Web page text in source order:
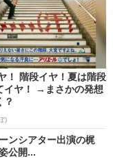
！ 階段イヤ！夏は階段
イヤ！ →まさかの発想
？
)
ンシアター出演の梶
公開...